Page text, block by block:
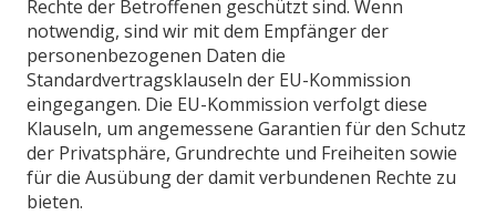
Rechte der Betroffenen geschützt sind. Wenn
notwendig, sind wir mit dem Empfänger der
personenbezogenen Daten die
Standardvertragsklauseln der EU-Kommission
eingegangen. Die EU-Kommission verfolgt diese
Klauseln, um angemessene Garantien für den Schutz
der Privatsphäre, Grundrechte und Freiheiten sowie
für die Ausübung der damit verbundenen Rechte zu
bieten.